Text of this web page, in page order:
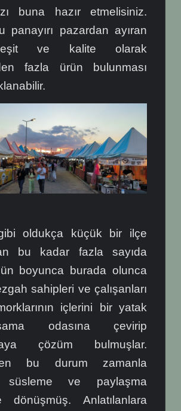
buna hazır etmelisiniz.
panayırı pazardan ayıran
ve kalite olarak
fazla ürün bulunması
oldukça küçük bir ilçe
bu kadar fazla sayıda
boyunca burada olunca
sahipleri ve çalışanları
içlerini bir yatak
odasına çevirip
çözüm bulmuşlar.
bu durum zamanla
süsleme ve paylaşma
dönüşmüş. Anlatılanlara